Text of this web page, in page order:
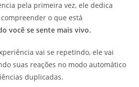
pela primeira vez, ele dedica
o que está
você se sente mais vivo.
vai se repetindo, ele vai
suas reações no modo automático
duplicadas.